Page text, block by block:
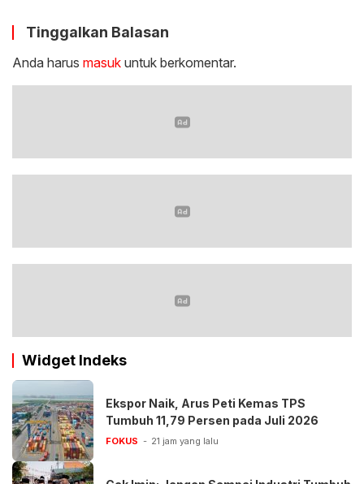
Tinggalkan Balasan
Anda harus masuk untuk berkomentar.
Widget Indeks
Ekspor Naik, Arus Peti Kemas TPS
Tumbuh 11,79 Persen pada Juli 2026
FOKUS 21 jam yang lalu